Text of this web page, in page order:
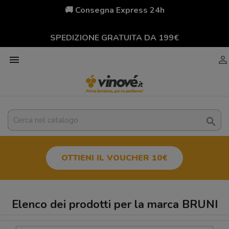
🚚 Consegna Express 24h
SPEDIZIONE GRATUITA DA 199€
 

OTTIENI IL VOUCHER 10€
Elenco dei prodotti per la marca BRUNI